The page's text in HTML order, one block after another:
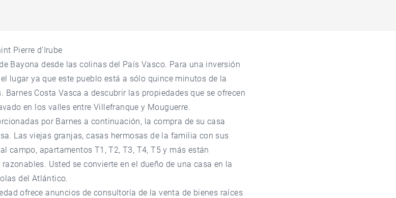
Pierre d'Irube
Bayona desde las colinas del País Vasco. Para una inversión
lugar ya que este pueblo está a sólo quince minutos de la
Costa Vasca a descubrir las propiedades que se ofrecen
en los valles entre Villefranque y Mouguerre.
por Barnes a continuación, la compra de su casa
Las viejas granjas, casas hermosas de la familia con sus
campo, apartamentos T1, T2, T3, T4, T5 y más están
Usted se convierte en el dueño de una casa en la
del Atlántico.
ofrece anuncios de consultoría de la venta de bienes raíces